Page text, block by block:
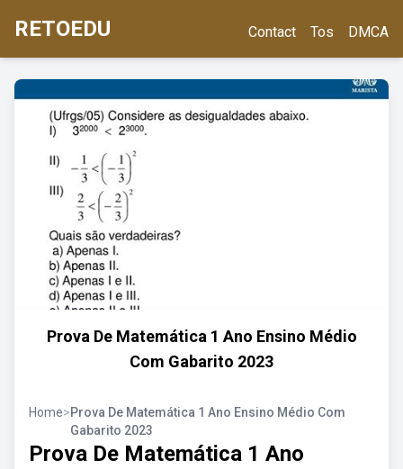
RETOEDU Contact Tos DMCA
Prova De Matemática 1 Ano Ensino Médio
Com Gabarito 2023
Home>Prova De Matemática 1 Ano Ensino Médio Com
Gabarito 2023
Prova De Matemática 1 Ano